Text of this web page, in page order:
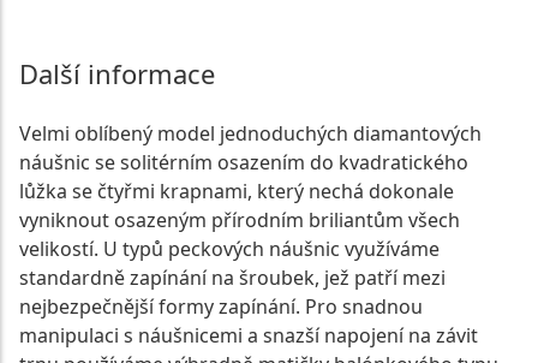
Další informace
Velmi oblíbený model jednoduchých diamantových
náušnic se solitérním osazením do kvadratického
lůžka se čtyřmi krapnami, který nechá dokonale
vyniknout osazeným přírodním briliantům všech
velikostí. U typů peckových náušnic využíváme
standardně zapínání na šroubek, jež patří mezi
nejbezpečnější formy zapínání. Pro snadnou
manipulaci s náušnicemi a snazší napojení na závit